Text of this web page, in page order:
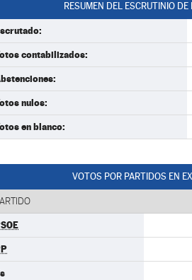
RESUMEN DEL ESCRUTINIO
contabilizados:
nulos:
en blanco:
VOTOS POR PARTIDOS EN